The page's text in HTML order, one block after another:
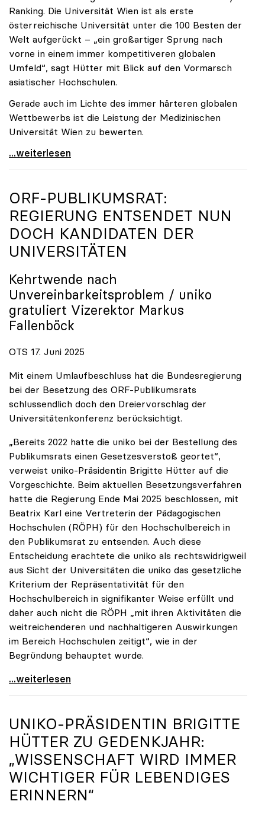
Ranking. Die Universität Wien ist als erste
österreichische Universität unter die 100 Besten der
Welt aufgerückt – „ein großartiger Sprung nach
vorne in einem immer kompetitiveren globalen
Umfeld“, sagt Hütter mit Blick auf den Vormarsch
asiatischer Hochschulen.
Gerade auch im Lichte des immer härteren globalen
Wettbewerbs ist die Leistung der Medizinischen
Universität Wien zu bewerten.
„Top-Rankingplätze heimischer Universitäten geben
...weiterlesen
ORF-PUBLIKUMSRAT:
REGIERUNG ENTSENDET NUN
DOCH KANDIDATEN DER
UNIVERSITÄTEN
Kehrtwende nach
Unvereinbarkeitsproblem / uniko
gratuliert Vizerektor Markus
Fallenböck
OTS 17. Juni 2025
Mit einem Umlaufbeschluss hat die Bundesregierung
bei der Besetzung des ORF-Publikumsrats
schlussendlich doch den Dreiervorschlag der
Universitätenkonferenz berücksichtigt.
„Bereits 2022 hatte die uniko bei der Bestellung des
Publikumsrats einen Gesetzesverstoß geortet“,
verweist uniko-Präsidentin Brigitte Hütter auf die
Vorgeschichte. Beim aktuellen Besetzungsverfahren
hatte die Regierung Ende Mai 2025 beschlossen, mit
Beatrix Karl eine Vertreterin der Pädagogischen
Hochschulen (RÖPH) für den Hochschulbereich in
den Publikumsrat zu entsenden. Auch diese
Entscheidung erachtete die uniko als rechtswidrigweil
aus Sicht der Universitäten die uniko das gesetzliche
Kriterium der Repräsentativität für den
Hochschulbereich in signifikanter Weise erfüllt und
daher auch nicht die RÖPH „mit ihren Aktivitäten die
weitreichenderen und nachhaltigeren Auswirkungen
im Bereich Hochschulen zeitigt“, wie in der
Begründung behauptet wurde.
ORF-Publikumsrat: Regierung entsendet nun doch
...weiterlesen
UNIKO-PRÄSIDENTIN BRIGITTE
HÜTTER ZU GEDENKJAHR:
„WISSENSCHAFT WIRD IMMER
WICHTIGER FÜR LEBENDIGES
ERINNERN“